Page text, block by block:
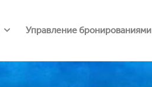
Управление бронированиями